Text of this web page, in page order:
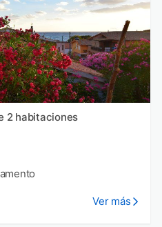
2 habitaciones
Ver más